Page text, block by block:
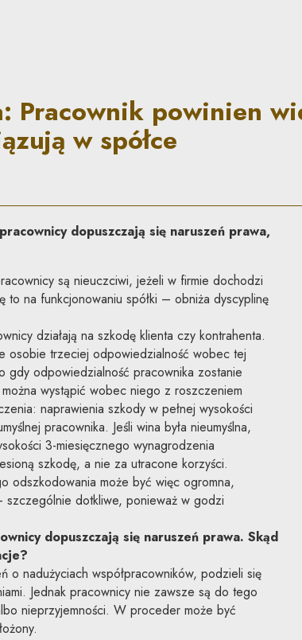
wiedzieć, jakie
Pracownik powinien
w spółce
dopuszczają się naruszeń prawa,
są nieuczciwi, jeżeli w firmie dochodzi
na funkcjonowaniu spółki – obniża dyscyplinę
działają na szkodę klienta czy kontrahenta.
osobie trzeciej odpowiedzialność wobec tej
gdy odpowiedzialność pracownika zostanie
wystąpić wobec niego z roszczeniem
naprawienia szkody w pełnej wysokości
pracownika. Jeśli wina była nieumyślna,
3-miesięcznego wynagrodzenia
szkodę, a nie za utracone korzyści.
odszkodowania może być więc ogromna,
szczególnie dotkliwe, ponieważ w godzi
dopuszczają się naruszeń prawa. Skąd
o nadużyciach współpracowników, podzieli się
Jednak pracownicy nie zawsze są do tego
nieprzyjemności. W proceder może być